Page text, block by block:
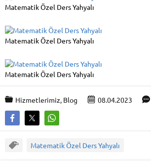
Matematik Özel Ders Yahyalı
Matematik Özel Ders Yahyalı
Matematik Özel Ders Yahyalı
Hizmetlerimiz, Blog 08.04.2023
Matematik Özel Ders Yahyalı